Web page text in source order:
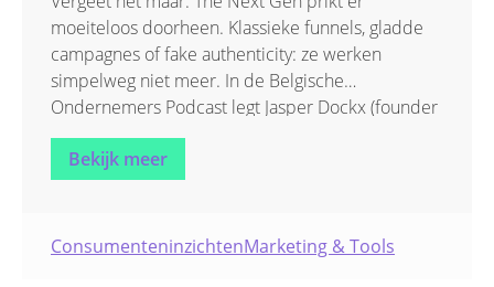
Talking Points
Uncategorized
moeiteloos doorheen. Klassieke funnels, gladde
campagnes of fake authenticity: ze werken
simpelweg niet meer. In de Belgische
Ondernemers Podcast legt Jasper Dockx (founder
vanTwaalfde Man Media
zo vaak de bal misslaan en hoe je jongeren wél
kan bereiken.
Bekijk meer
ConsumenteninzichtenMarketing & Tools